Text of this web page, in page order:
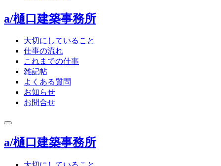
a/樋口建築事務所
大切にしていること
仕事の流れ
これまでの仕事
雑記帖
よくある質問
お知らせ
お問合せ
toggle
a/樋口建築事務所